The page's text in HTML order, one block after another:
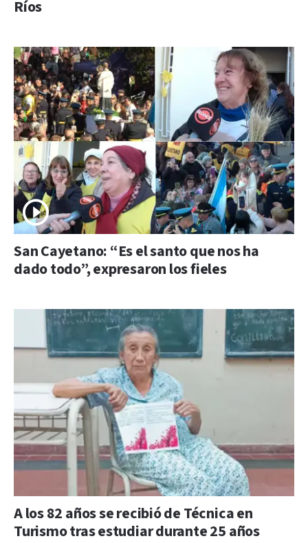
Ríos
San Cayetano: “Es el santo que nos ha
dado todo”, expresaron los fieles
A los 82 años se recibió de Técnica en
Turismo tras estudiar durante 25 años